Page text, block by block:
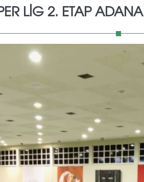
LİG 2. ETAP